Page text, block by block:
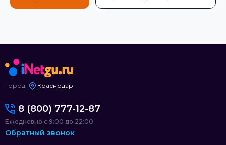
Город: Краснодар
8 (800) 777-12-87
Ежедневно с 9:00 до 22:00
Обратный звонок